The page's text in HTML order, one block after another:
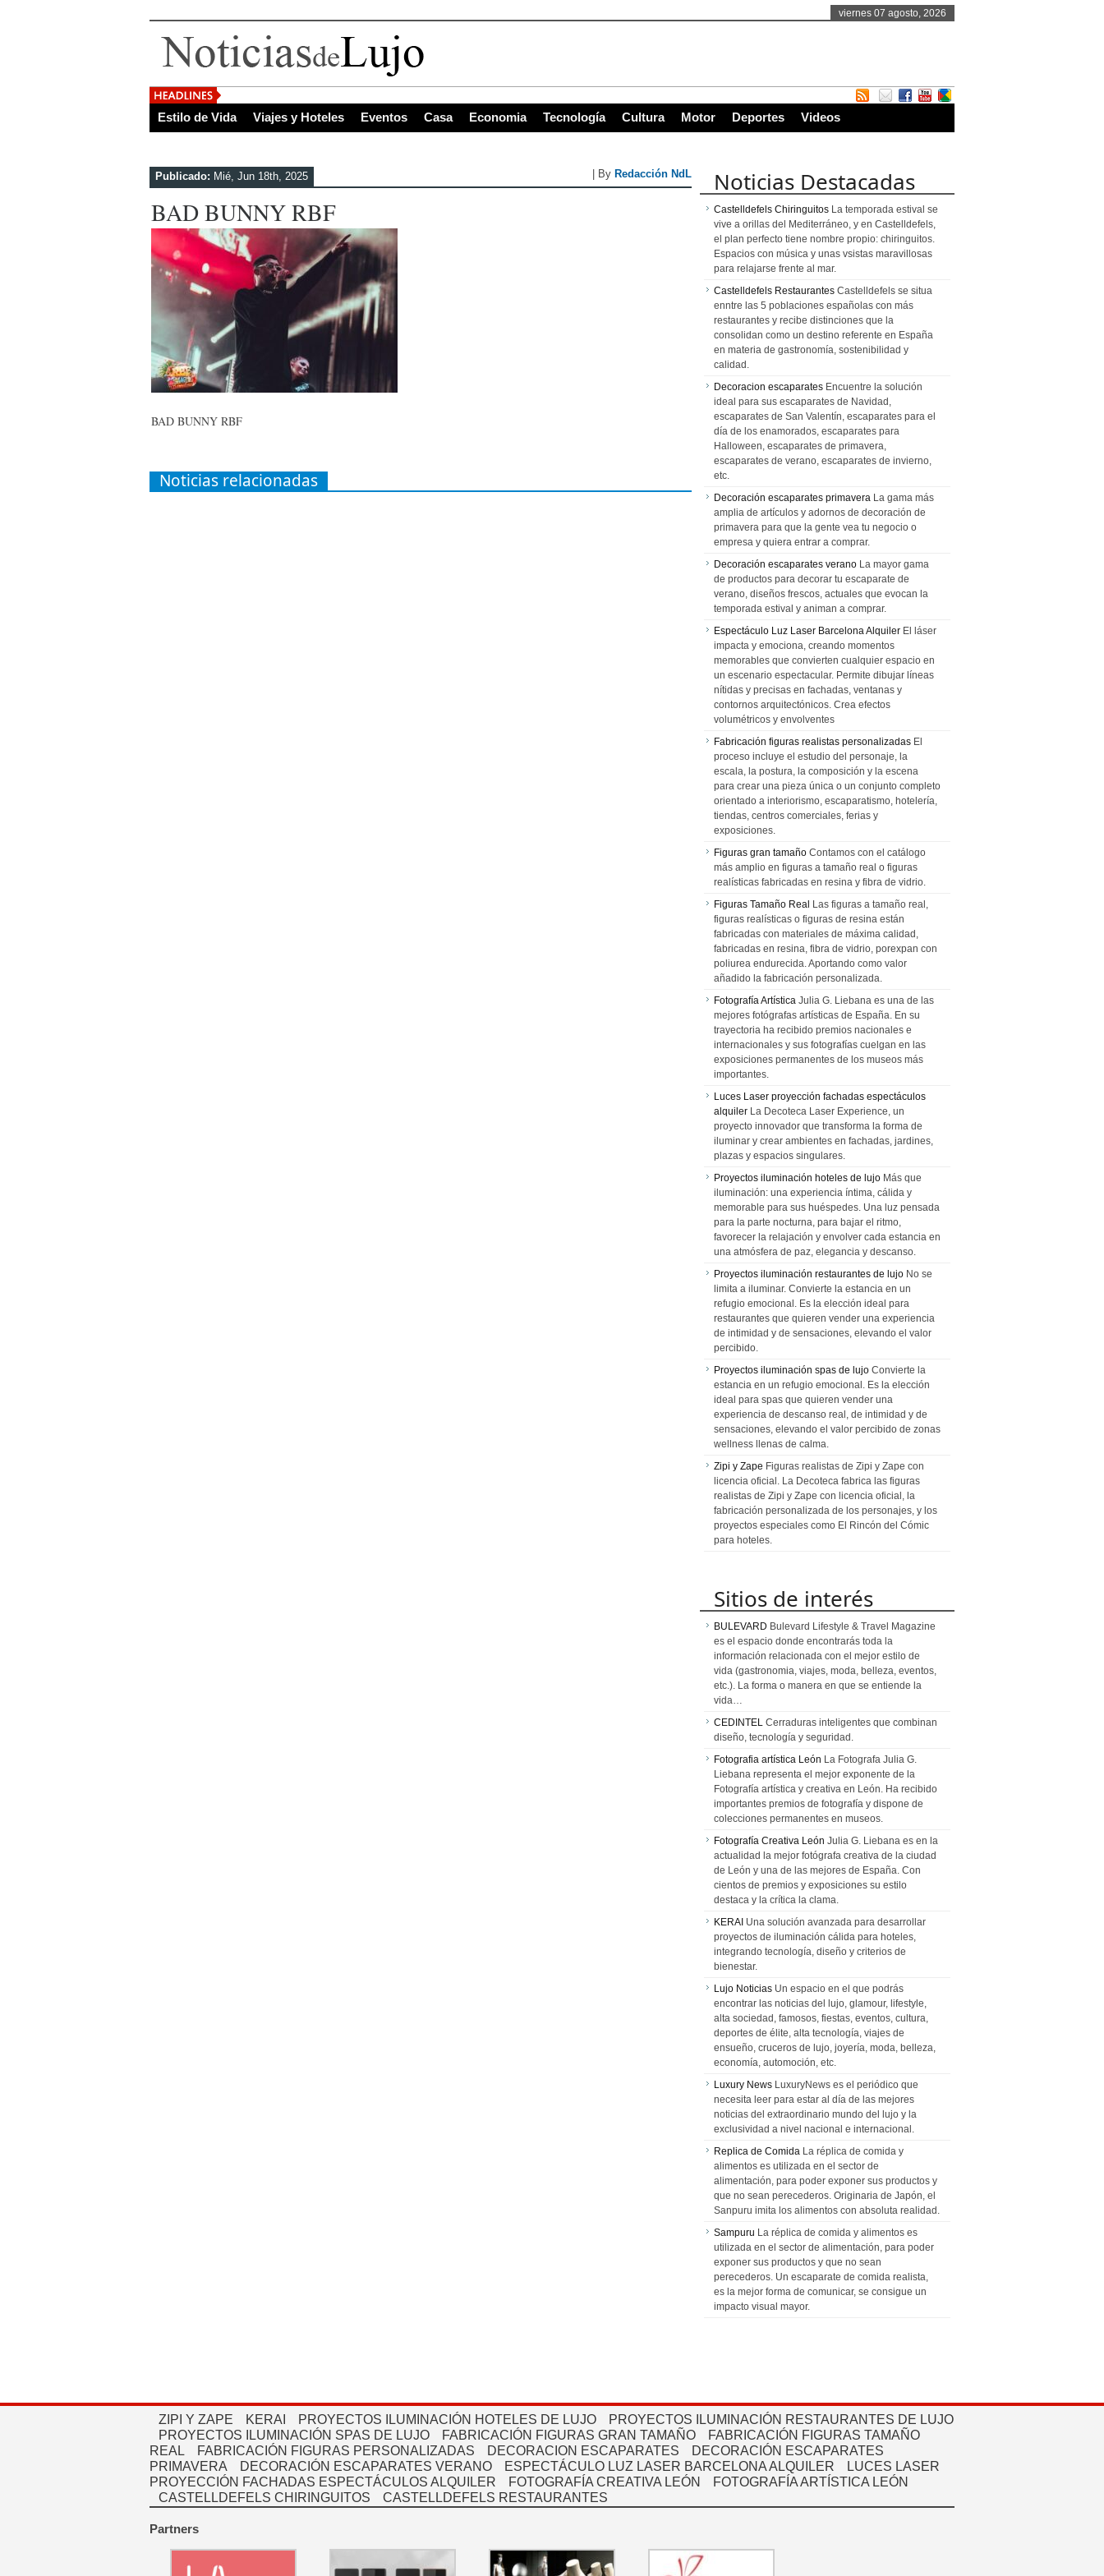
viernes 07 agosto, 2026
Estilo de Vida Viajes y Hoteles Eventos Casa Economia Tecnología Cultura Motor Deportes Videos
Publicado: Mié, Jun 18th, 2025 | By Redacción NdL
BAD BUNNY RBF
BAD BUNNY RBF
Noticias relacionadas
Noticias Destacadas
Castelldefels Chiringuitos La temporada estival se
vive a orillas del Mediterráneo, y en Castelldefels,
el plan perfecto tiene nombre propio: chiringuitos.
Espacios con música y unas vsistas maravillosas
para relajarse frente al mar.
Castelldefels Restaurantes Castelldefels se situa
enntre las 5 poblaciones españolas con más
restaurantes y recibe distinciones que la
consolidan como un destino referente en España
en materia de gastronomía, sostenibilidad y
calidad.
Decoracion escaparates Encuentre la solución
ideal para sus escaparates de Navidad,
escaparates de San Valentín, escaparates para el
día de los enamorados, escaparates para
Halloween, escaparates de primavera,
escaparates de verano, escaparates de invierno,
etc.
Decoración escaparates primavera La gama más
amplia de artículos y adornos de decoración de
primavera para que la gente vea tu negocio o
empresa y quiera entrar a comprar.
Decoración escaparates verano La mayor gama
de productos para decorar tu escaparate de
verano, diseños frescos, actuales que evocan la
temporada estival y animan a comprar.
Espectáculo Luz Laser Barcelona Alquiler El láser
impacta y emociona, creando momentos
memorables que convierten cualquier espacio en
un escenario espectacular. Permite dibujar líneas
nítidas y precisas en fachadas, ventanas y
contornos arquitectónicos. Crea efectos
volumétricos y envolventes
Fabricación figuras realistas personalizadas El
proceso incluye el estudio del personaje, la
escala, la postura, la composición y la escena
para crear una pieza única o un conjunto completo
orientado a interiorismo, escaparatismo, hotelería,
tiendas, centros comerciales, ferias y
exposiciones.
Figuras gran tamaño Contamos con el catálogo
más amplio en figuras a tamaño real o figuras
realísticas fabricadas en resina y fibra de vidrio.
Figuras Tamaño Real Las figuras a tamaño real,
figuras realísticas o figuras de resina están
fabricadas con materiales de máxima calidad,
fabricadas en resina, fibra de vidrio, porexpan con
poliurea endurecida. Aportando como valor
añadido la fabricación personalizada.
Fotografía Artística Julia G. Liebana es una de las
mejores fotógrafas artísticas de España. En su
trayectoria ha recibido premios nacionales e
internacionales y sus fotografías cuelgan en las
exposiciones permanentes de los museos más
importantes.
Luces Laser proyección fachadas espectáculos
alquiler La Decoteca Laser Experience, un
proyecto innovador que transforma la forma de
iluminar y crear ambientes en fachadas, jardines,
plazas y espacios singulares.
Proyectos iluminación hoteles de lujo Más que
iluminación: una experiencia íntima, cálida y
memorable para sus huéspedes. Una luz pensada
para la parte nocturna, para bajar el ritmo,
favorecer la relajación y envolver cada estancia en
una atmósfera de paz, elegancia y descanso.
Proyectos iluminación restaurantes de lujo No se
limita a iluminar. Convierte la estancia en un
refugio emocional. Es la elección ideal para
restaurantes que quieren vender una experiencia
de intimidad y de sensaciones, elevando el valor
percibido.
Proyectos iluminación spas de lujo Convierte la
estancia en un refugio emocional. Es la elección
ideal para spas que quieren vender una
experiencia de descanso real, de intimidad y de
sensaciones, elevando el valor percibido de zonas
wellness llenas de calma.
Zipi y Zape Figuras realistas de Zipi y Zape con
licencia oficial. La Decoteca fabrica las figuras
realistas de Zipi y Zape con licencia oficial, la
fabricación personalizada de los personajes, y los
proyectos especiales como El Rincón del Cómic
para hoteles.
Sitios de interés
BULEVARD Bulevard Lifestyle & Travel Magazine
es el espacio donde encontrarás toda la
información relacionada con el mejor estilo de
vida (gastronomia, viajes, moda, belleza, eventos,
etc.). La forma o manera en que se entiende la
vida…
CEDINTEL Cerraduras inteligentes que combinan
diseño, tecnología y seguridad.
Fotografia artística León La Fotografa Julia G.
Liebana representa el mejor exponente de la
Fotografía artística y creativa en León. Ha recibido
importantes premios de fotografía y dispone de
colecciones permanentes en museos.
Fotografía Creativa León Julia G. Liebana es en la
actualidad la mejor fotógrafa creativa de la ciudad
de León y una de las mejores de España. Con
cientos de premios y exposiciones su estilo
destaca y la crítica la clama.
KERAI Una solución avanzada para desarrollar
proyectos de iluminación cálida para hoteles,
integrando tecnología, diseño y criterios de
bienestar.
Lujo Noticias Un espacio en el que podrás
encontrar las noticias del lujo, glamour, lifestyle,
alta sociedad, famosos, fiestas, eventos, cultura,
deportes de élite, alta tecnología, viajes de
ensueño, cruceros de lujo, joyería, moda, belleza,
economía, automoción, etc.
Luxury News LuxuryNews es el periódico que
necesita leer para estar al día de las mejores
noticias del extraordinario mundo del lujo y la
exclusividad a nivel nacional e internacional.
Replica de Comida La réplica de comida y
alimentos es utilizada en el sector de
alimentación, para poder exponer sus productos y
que no sean perecederos. Originaria de Japón, el
Sanpuru imita los alimentos con absoluta realidad.
Sampuru La réplica de comida y alimentos es
utilizada en el sector de alimentación, para poder
exponer sus productos y que no sean
perecederos. Un escaparate de comida realista,
es la mejor forma de comunicar, se consigue un
impacto visual mayor.
ZIPI Y ZAPE KERAI PROYECTOS ILUMINACIÓN HOTELES DE LUJO
PROYECTOS ILUMINACIÓN RESTAURANTES DE LUJO
PROYECTOS ILUMINACIÓN SPAS DE LUJO
FABRICACIÓN FIGURAS GRAN TAMAÑO
FABRICACIÓN FIGURAS TAMAÑO
REAL
FABRICACIÓN FIGURAS PERSONALIZADAS DECORACION ESCAPARATES
DECORACIÓN ESCAPARATES
PRIMAVERA
DECORACIÓN ESCAPARATES VERANO ESPECTÁCULO LUZ LASER BARCELONA ALQUILER
LUCES LASER
PROYECCIÓN FACHADAS ESPECTÁCULOS ALQUILER
FOTOGRAFÍA CREATIVA LEÓN
FOTOGRAFÍA ARTÍSTICA LEÓN
CASTELLDEFELS CHIRINGUITOS
CASTELLDEFELS RESTAURANTES
Partners